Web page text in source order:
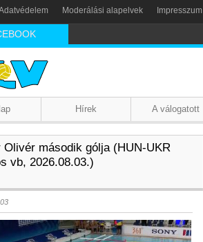
Moderálási alapelvek Impresszum
Hírek A válogatott
Olivér második gólja (HUN-UKR
vb, 2026.08.03.)